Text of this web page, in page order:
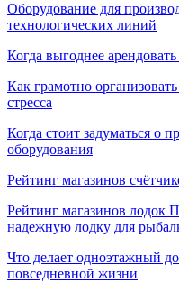
Оборудование для
технологических линий
Когда выгоднее
Как грамотно
стресса
Когда стоит задуматься о
оборудования
Рейтинг магазинов
Рейтинг магазинов лодок
надежную лодку для
Что делает одноэтажный
повседневной жизни